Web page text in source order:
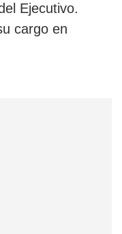
Ejecutivo.
cargo en